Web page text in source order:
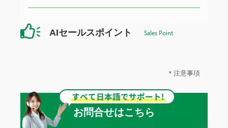
AIセールスポイント Sales Point
＊注意事項
お問合せはこちら